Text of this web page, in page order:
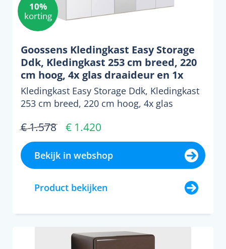
10%
korting
Goossens Kledingkast Easy Storage
Ddk, Kledingkast 253 cm breed, 220
cm hoog, 4x glas draaideur en 1x
spiegel draaideur midden
Kledingkast Easy Storage Ddk, Kledingkast
253 cm breed, 220 cm hoog, 4x glas
€ 1.578 € 1.420
Bekijk in webshop
Product bekijken